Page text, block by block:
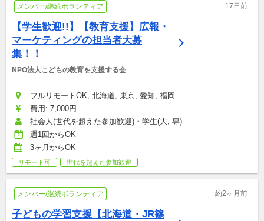
メンバー/継続ボランティア 17日前
【学生歓迎!!】【教育支援】広報・
マーケティングの担当者大募
集！！
NPO法人こどもの教育を支援する会
フルリモートOK, 北海道, 東京, 愛知, 福岡
費用: 7,000円
社会人(世代を超えた参加歓迎)・学生(大, 専)
週1回からOK
3ヶ月からOK
リモート可 世代を超えた参加歓迎
メンバー/継続ボランティア 約2ヶ月前
子どもの学習支援【北海道・JR篠